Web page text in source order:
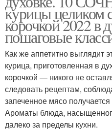
курицы целиком
корочкой 2022 в
пошаговые
Как же аппетитно выглядит
курица, приготовленная в
корочкой — никого не
следовать рецептам,
запеченное мясо
Ароматы блюда,
далеко за пределы кухни.